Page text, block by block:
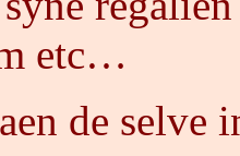
etc…
de selve